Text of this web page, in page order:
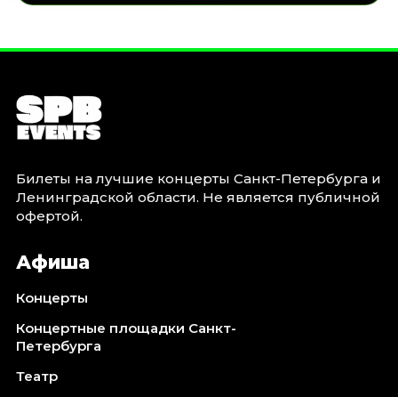
Билеты на лучшие концерты Санкт-Петербурга и
Ленинградской области. Не является публичной
офертой.
Афиша
Концерты
Концертные площадки Санкт-
Петербурга
Театр